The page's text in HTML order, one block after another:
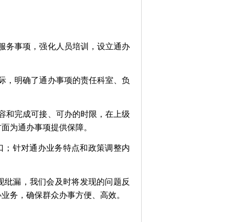
务事项，强化人员培训，设立通办
，明确了通办事项的责任科室、负
和完成可接、可办的时限，在上级
为通办事项提供保障。
针对通办业务特点和政策调整内
漏，我们会及时将发现的问题反
务，确保群众办事方便、高效。